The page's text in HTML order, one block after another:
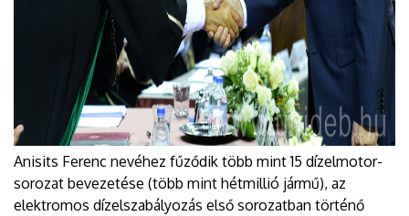
Anisits Ferenc nevéhez fűződik több mint 15 dízelmotor-
sorozat bevezetése (több mint hétmillió jármű), az
elektromos dízelszabályozás első sorozatban történő